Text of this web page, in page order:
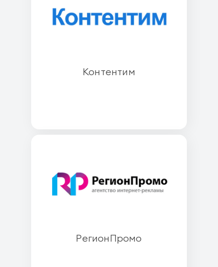
Контентим
РегионПромо